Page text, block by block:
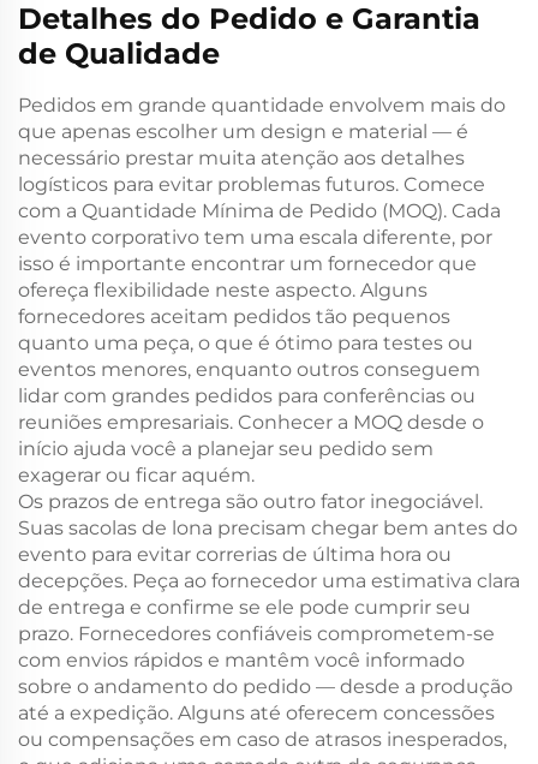
Detalhes do Pedido e Garantia
de Qualidade
Pedidos em grande quantidade envolvem mais do
que apenas escolher um design e material — é
necessário prestar muita atenção aos detalhes
logísticos para evitar problemas futuros. Comece
com a Quantidade Mínima de Pedido (MOQ). Cada
evento corporativo tem uma escala diferente, por
isso é importante encontrar um fornecedor que
ofereça flexibilidade neste aspecto. Alguns
fornecedores aceitam pedidos tão pequenos
quanto uma peça, o que é ótimo para testes ou
eventos menores, enquanto outros conseguem
lidar com grandes pedidos para conferências ou
reuniões empresariais. Conhecer a MOQ desde o
início ajuda você a planejar seu pedido sem
exagerar ou ficar aquém.
Os prazos de entrega são outro fator inegociável.
Suas sacolas de lona precisam chegar bem antes do
evento para evitar correrias de última hora ou
decepções. Peça ao fornecedor uma estimativa clara
de entrega e confirme se ele pode cumprir seu
prazo. Fornecedores confiáveis comprometem-se
com envios rápidos e mantêm você informado
sobre o andamento do pedido — desde a produção
até a expedição. Alguns até oferecem concessões
ou compensações em caso de atrasos inesperados,